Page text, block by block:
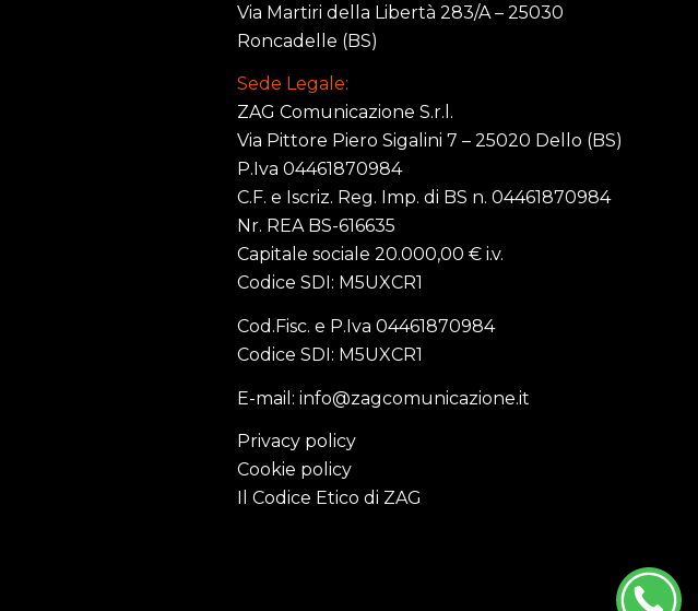
Via Martiri della Libertà 283/A – 25030
Roncadelle (BS)
Sede Legale:
ZAG Comunicazione S.r.l.
Via Pittore Piero Sigalini 7 – 25020 Dello (BS)
P.Iva 04461870984
C.F. e Iscriz. Reg. Imp. di BS n. 04461870984
Nr. REA BS-616635
Capitale sociale 20.000,00 € i.v.
Codice SDI: M5UXCR1
Cod.Fisc. e P.Iva 04461870984
Codice SDI: M5UXCR1
E-mail:info@zagcomunicazione.it
Privacy policy
Cookie policy
Il Codice Etico di ZAG